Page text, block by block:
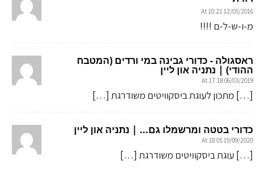
12/05/2016 At 10:21
מ-ו-ש-ל-ם !!!!
ראסגולה - כדורי גבינה במי ורדים (המטבח
ההודי) | נתניה און ליין
06/03/2019 At 17:18
[…] מתכון לעוגת ביסקוויטים משודרגת […]
כדורי בטטה ומרשמלו גם... | נתניה און ליין
19/09/2020 At 18:05
[…] עוגת ביסקוויטים משודרגת […]